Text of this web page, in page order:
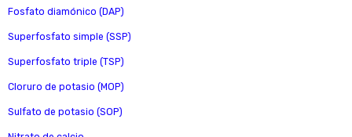
Fosfato diamónico (DAP)
Superfosfato simple (SSP)
Superfosfato triple (TSP)
Cloruro de potasio (MOP)
Sulfato de potasio (SOP)